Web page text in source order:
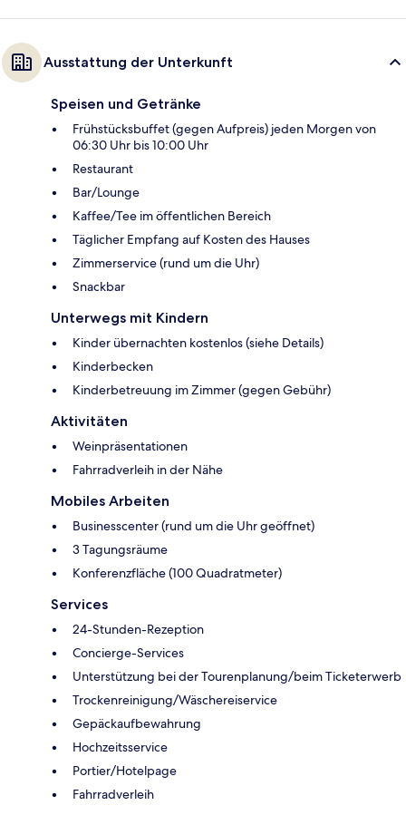
Ausstattung der Unterkunft
Speisen und Getränke
Frühstücksbuffet (gegen Aufpreis) jeden Morgen von
06:30 Uhr bis 10:00 Uhr
Restaurant
Bar/Lounge
Kaffee/Tee im öffentlichen Bereich
Täglicher Empfang auf Kosten des Hauses
Zimmerservice (rund um die Uhr)
Snackbar
Unterwegs mit Kindern
Kinder übernachten kostenlos (siehe Details)
Kinderbecken
Kinderbetreuung im Zimmer (gegen Gebühr)
Aktivitäten
Weinpräsentationen
Fahrradverleih in der Nähe
Mobiles Arbeiten
Businesscenter (rund um die Uhr geöffnet)
3 Tagungsräume
Konferenzfläche (100 Quadratmeter)
Services
24-Stunden-Rezeption
Concierge-Services
Unterstützung bei der Tourenplanung/beim Ticketerwerb
Trockenreinigung/Wäschereiservice
Gepäckaufbewahrung
Hochzeitsservice
Portier/Hotelpage
Fahrradverleih